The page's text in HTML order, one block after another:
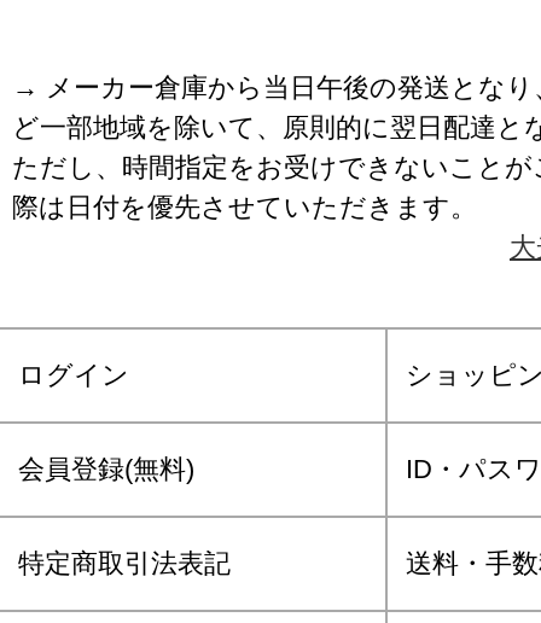
→ メーカー倉庫から当日午後の発送となり
ど一部地域を除いて、原則的に翌日配達と
ただし、時間指定をお受けできないこと
際は日付を優先させていただきます。
ログイン ショッピ
会員登録(無料) ID・パス
特定商取引法表記 送料・手